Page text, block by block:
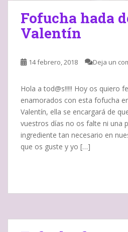
Fofucha hada
Valentín
14 febrero, 2018 Deja un
Hola a tod@s!!!!! Hoy os quiero
enamorados con esta fofucha
Valentín, ella se encargará de
vuestros días no os falte ni una
ingrediente tan necesario en
que os guste y yo […]